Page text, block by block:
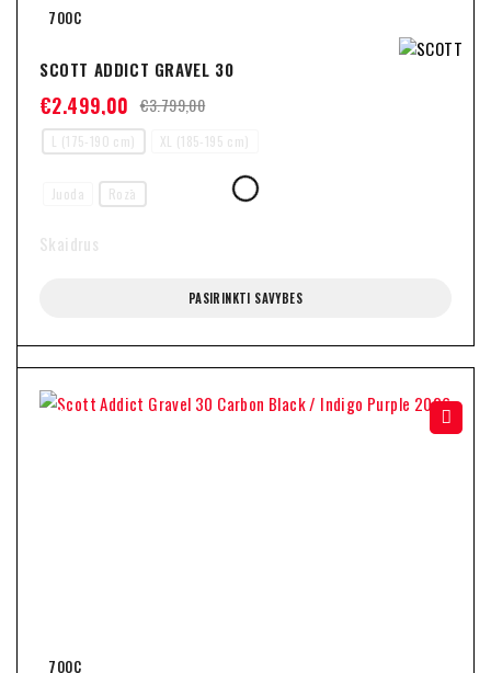
700C
SCOTT ADDICT GRAVEL 30
€3.799,00
€2.499,00
L (175-190 cm) XL (185-195 cm)
Juoda Rozā
Skaidrus
PASIRINKTI SAVYBES
-5%
700C